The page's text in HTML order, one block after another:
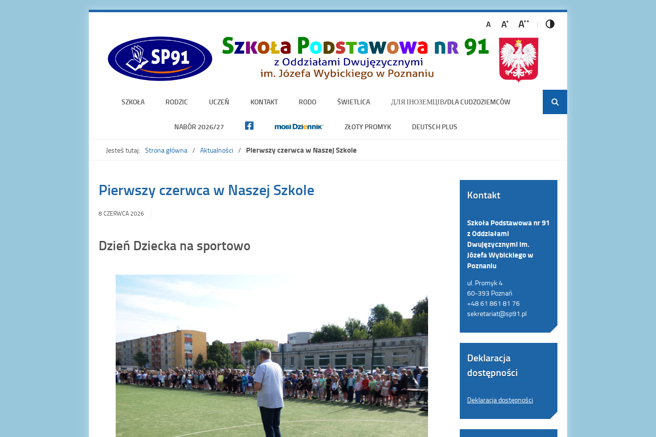
SZKOŁA RODZIC UCZEŃ KONTAKT RODO ŚWIETLICA ДЛЯ ІНОЗЕМЦІВ/DLA CUDZOZIEMCÓW
NABÓR 2026/27 ZŁOTY PROMYK DEUTSCH PLUS
Jesteś tutaj: Strona główna Aktualności Pierwszy czerwca w Naszej Szkole
Kontakt
Szkoła Podstawowa nr 91
z Oddziałami
Dwujęzycznymi im.
Józefa Wybickiego w
Poznaniu
ul. Promyk 4
60-393 Poznań
+48 61 861 81 76
sekretariat@sp91.pl
Deklaracja
dostępności
Deklaracja dostępności
Pierwszy czerwca w Naszej Szkole
8 CZERWCA 2026
Dzień Dziecka na sportowo